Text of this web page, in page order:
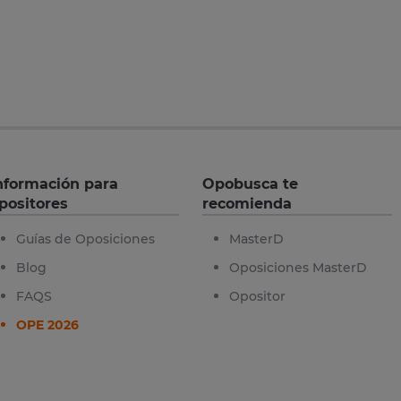
para
Guías de Oposiciones
Blog
FAQS
OPE 2026
Opobusca te
recomienda
MasterD
Oposiciones MasterD
Opositor